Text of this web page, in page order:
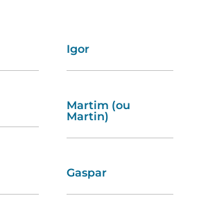
Igor
Martim (ou
Martin)
Gaspar
Rebeca
Marina